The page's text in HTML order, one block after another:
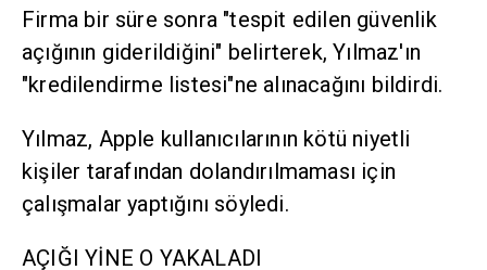
Firma bir süre sonra "tespit edilen güvenlik
açığının giderildiğini" belirterek, Yılmaz'ın
"kredilendirme listesi"ne alınacağını bildirdi.
Yılmaz, Apple kullanıcılarının kötü niyetli
kişiler tarafından dolandırılmaması için
çalışmalar yaptığını söyledi.
AÇIĞI YİNE O YAKALADI